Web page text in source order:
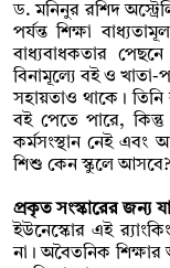
ড. মনিনুর রশিদ
পর্যন্ত শিক্ষা
বাধ্যবাধকতার পেছনে
বিনামূল্যে বই ও
সহায়তাও থাকে। তিনি
বই পেতে পারে, কিন্তু
কর্মসংস্থান নেই
শিশু কেন স্কুলে
প্রকৃত সংস্কারের জন্য
ইউনেস্কোর এই
না। অবৈতনিক শিক্ষার